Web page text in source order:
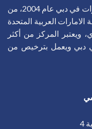
تأسس مركز كلداري لتعليم قيادة السيارات في دبي عام 2004، من
العربية المتحدة
ويعتبر المركز من أكثر
دبي ويعمل بترخيص من
4